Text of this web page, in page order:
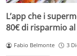
L’app che i
80€ di risparmio
Fabio Belmonte 3